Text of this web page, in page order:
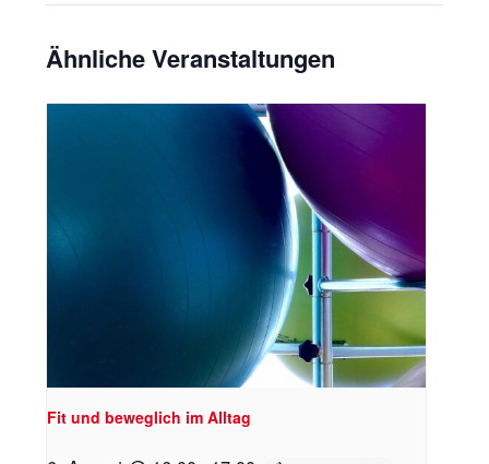
Ähnliche Veranstaltungen
Fit und beweglich im Alltag